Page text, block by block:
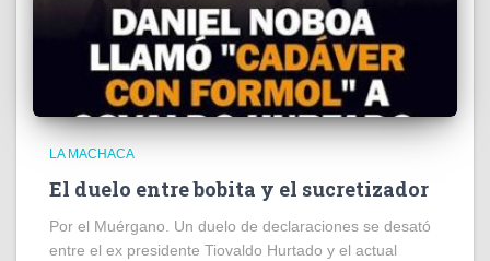
LA MACHACA
El duelo entre bobita y el sucretizador
Por el Muérgano. Un duelo de declaraciones se desató
entre el ex presidente Tiovaldo Hurtado y el actual